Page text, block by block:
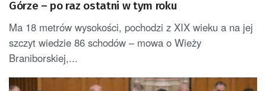
Górze – po raz ostatni w tym roku
Ma 18 metrów wysokości, pochodzi z XIX wieku a na jej
szczyt wiedzie 86 schodów – mowa o Wieży
Braniborskiej,...